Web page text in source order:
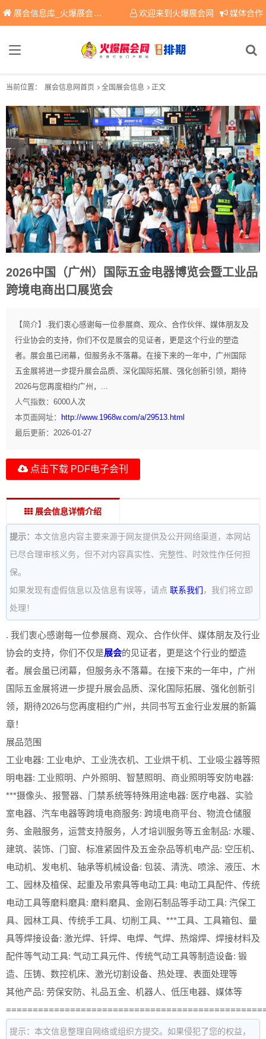
展会信息库_火爆展会网免费展会信息查询平台，提供专业会展服务！ 欢迎来到火爆展会网 媒体合作
当前位置： 展会信息网首页 全国展会信息 正文
2026中国（广州）国际五金电器博览会暨工业品
跨境电商出口展览会
【简介】
.我们衷心感谢每一位参展商、观众、合作伙伴、媒体朋友及
行业协会的支持，你们不仅是展会的见证者，更是这个行业的塑造
者。展会虽已闭幕，但服务永不落幕。在接下来的一年中，广州国际
五金展将进一步提升展会品质、深化国际拓展、强化创新引领，期待
2026与您再度相约广州，...
人气指数： 6000人次
本页面网址：
http://www.1968w.com/a/29513.html
最后更新： 2026-01-27
点击下载 PDF电子会刊
展会信息详情介绍
提示： 本文信息内容主要来源于网友提供及公开网络渠道，本网站
已尽合理审核义务，但不对内容真实性、完整性、时效性作任何担
保。
如果发现有虚假信息以及信息有误等，请点 联系我们 ，我们将立即
处理！
. 我们衷心感谢每一位参展商、观众、合作伙伴、媒体朋友及行业
协会的支持，你们不仅是展会的见证者，更是这个行业的塑造
者。展会虽已闭幕，但服务永不落幕。在接下来的一年中，广州
国际五金展将进一步提升展会品质、深化国际拓展、强化创新引
领，期待2026与您再度相约广州，共同书写五金行业发展的新篇
章！
展品范围
工业电器: 工业电炉、工业洗衣机、工业烘干机、工业吸尘器等照
明电器: 工业照明、户外照明、智慧照明、商业照明等安防电器:
***摄像头、报警器、门禁系统等特殊用途电器: 医疗电器、实验
室电器、汽车电器等跨境电商服务: 跨境电商平台、物流仓储服
务、金融服务，运营支持服务，人才培训服务等五金制品: 水暖、
建筑、装饰、门窗、标准紧固件及五金杂品等机电产品: 空压机、
电动机、发电机、轴承等机械设备: 包装、清洗、喷涂、液压、木
工、园林及植保、起重及吊索具等电动工具: 电动工具配件、传统
电动工具等磨料磨具: 磨料磨具、金刚石制品等手动工具: 汽保工
具、园林工具、传统手工具、切削工具、***工具、工具箱包、量
具等焊接设备: 激光焊、钎焊、电焊、气焊、热熔焊、焊接材料及
配件等气动工具: 气动工具元件、传统气动工具等制造设备: 锻
造、压铸、数控机床、激光切割设备、热处理、表面处理等
其他产品: 劳保安防、礼品五金、机器人、低压电器、媒体等
提示：本文信息整理自网络或组织方提交。如果侵犯了您的权益，